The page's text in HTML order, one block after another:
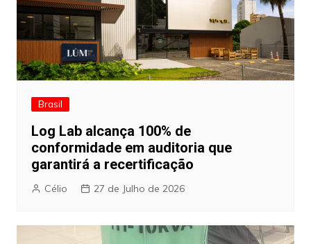
Brasil
Log Lab alcança 100% de
conformidade em auditoria que
garantirá a recertificação
Célio 27 de Julho de 2026